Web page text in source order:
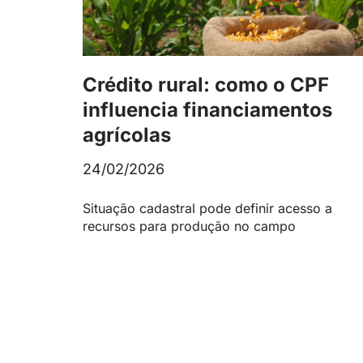
Crédito rural: como o CPF
influencia financiamentos
agrícolas
24/02/2026
Situação cadastral pode definir acesso a
recursos para produção no campo